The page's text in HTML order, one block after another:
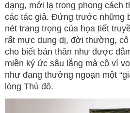
dạng, mới lạ trong phong cách
các tác giả. Đứng trước những
nét trang trọng của họa tiết
rất mực dung dị, đời thường,
cho biết bản thân như được
miền ký ức sâu lắng mà cô ví
như đang thưởng ngoạn một
lòng Thủ đô.